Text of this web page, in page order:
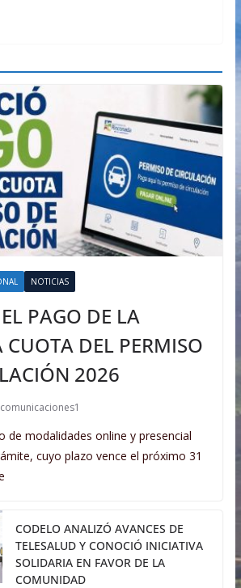
NOTICIAS
PAGO DE LA
CUOTA DEL PERMISO
2026
comunicaciones1
de modalidades online y presencial
cuyo plazo vence el próximo 31
CODELO ANALIZÓ AVANCES DE
TELESALUD Y CONOCIÓ INICIATIVA
SOLIDARIA EN FAVOR DE LA
COMUNIDAD